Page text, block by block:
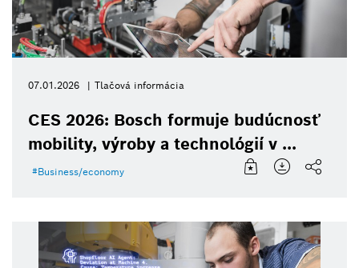
07.01.2026 Tlačová informácia
CES 2026: Bosch formuje budúcnosť
mobility, výroby a technológií v ...
Business/economy